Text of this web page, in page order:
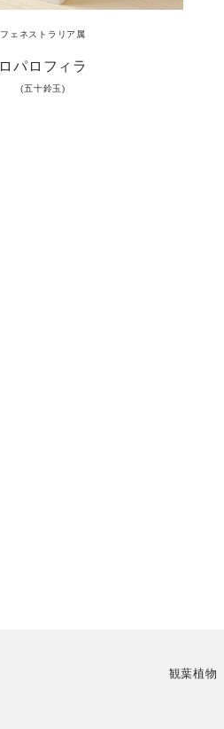
フェネストラリア 属
ロパロフィラ
(五十鈴玉)
観葉植物